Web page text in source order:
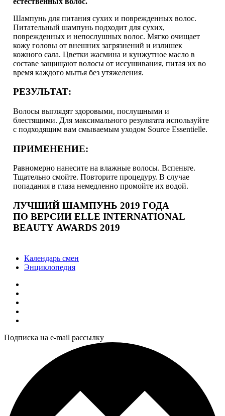
Шампунь для питания сухих и поврежденных волос.
Питательный шампунь подходит для сухих,
поврежденных и непослушных волос. Мягко очищает
кожу головы от внешних загрязнений и излишек
кожного сала. Цветки жасмина и кунжутное масло в
составе защищают волосы от иссушивания, питая их во
время каждого мытья без утяжеления.
РЕЗУЛЬТАТ:
Волосы выглядят здоровыми, послушными и
блестящими. Для максимального результата используйте
с подходящим вам смываемым уходом Source Essentielle.
ПРИМЕНЕНИЕ:
Равномерно нанесите на влажные волосы. Вспеньте.
Тщательно смойте. Повторите процедуру. В случае
попадания в глаза немедленно промойте их водой.
ЛУЧШИЙ ШАМПУНЬ 2019 ГОДА
ПО ВЕРСИИ ELLE INTERNATIONAL
BEAUTY AWARDS 2019
Календарь смен
Энциклопедия
Подписка на e-mail рассылку